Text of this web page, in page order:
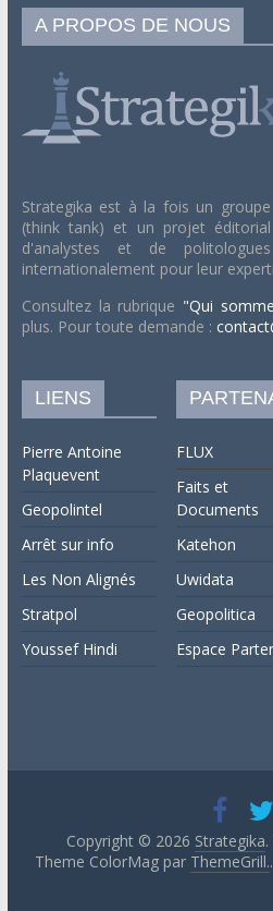
A PROPOS DE NOUS
Strategika est à la fois un
(think tank) et un projet
d'analystes et de
internationalement pour leur
Consultez la rubrique "Qui
plus. Pour toute demande :
LIENS
Pierre Antoine
Plaquevent
Geopolintel
Arrêt sur info
Les Non Alignés
Stratpol
Youssef Hindi
FLUX
Faits et
Documents
Katehon
Uwidata
Geopolitica
Espace
Copyright © 2026 Strategika
Theme ColorMag par ThemeGrill.